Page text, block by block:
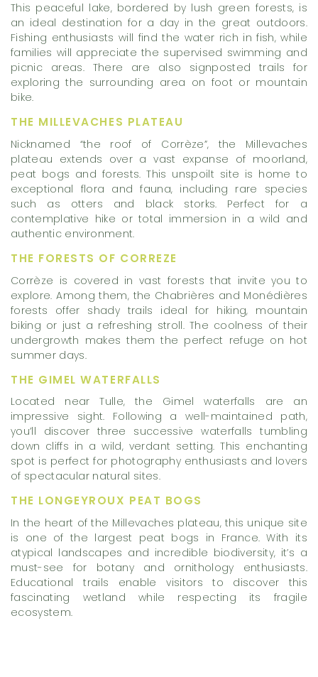
This peaceful lake, bordered by lush green forests, is
an ideal destination for a day in the great outdoors.
Fishing enthusiasts will find the water rich in fish, while
families will appreciate the supervised swimming and
picnic areas. There are also signposted trails for
exploring the surrounding area on foot or mountain
bike.
THE MILLEVACHES PLATEAU
Nicknamed “the roof of Corrèze”, the Millevaches
plateau extends over a vast expanse of moorland,
peat bogs and forests. This unspoilt site is home to
exceptional flora and fauna, including rare species
such as otters and black storks. Perfect for a
contemplative hike or total immersion in a wild and
authentic environment.
THE FORESTS OF CORREZE
Corrèze is covered in vast forests that invite you to
explore. Among them, the Chabrières and Monédières
forests offer shady trails ideal for hiking, mountain
biking or just a refreshing stroll. The coolness of their
undergrowth makes them the perfect refuge on hot
summer days.
THE GIMEL WATERFALLS
Located near Tulle, the Gimel waterfalls are an
impressive sight. Following a well-maintained path,
you’ll discover three successive waterfalls tumbling
down cliffs in a wild, verdant setting. This enchanting
spot is perfect for photography enthusiasts and lovers
of spectacular natural sites.
THE LONGEYROUX PEAT BOGS
In the heart of the Millevaches plateau, this unique site
is one of the largest peat bogs in France. With its
atypical landscapes and incredible biodiversity, it’s a
must-see for botany and ornithology enthusiasts.
Educational trails enable visitors to discover this
fascinating wetland while respecting its fragile
ecosystem.